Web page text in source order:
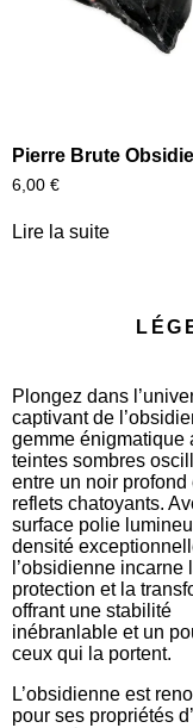
Pierre Brute
6,00 €
Lire la suite
Plongez dans
captivant de
gemme énigmatique
teintes sombres
entre un noir profond
reflets chatoyants.
surface polie
densité
l’obsidienne incarne
protection et la
offrant une stabilité
inébranlable et un
ceux qui la portent.
L’obsidienne est
pour ses propriétés